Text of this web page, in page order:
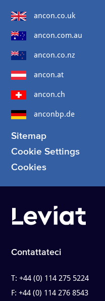
ancon.co.uk
ancon.com.au
ancon.co.nz
ancon.at
ancon.ch
anconbp.de
Sitemap
Cookie Settings
Cookies
Contattateci
T:+44 (0) 114 275 5224
F:+44 (0) 114 276 8543